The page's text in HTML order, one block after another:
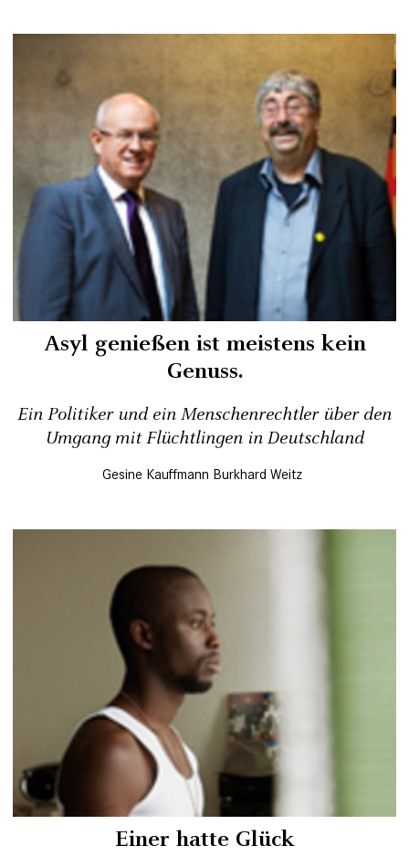
Asyl genießen ist meistens kein
Genuss.
Ein Politiker und ein Menschenrechtler über den
Umgang mit Flüchtlingen in Deutschland
Gesine Kauffmann Burkhard Weitz
Einer hatte Glück